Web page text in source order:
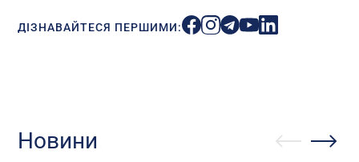
ДІЗНАВАЙТЕСЯ ПЕРШИМИ:
Новини